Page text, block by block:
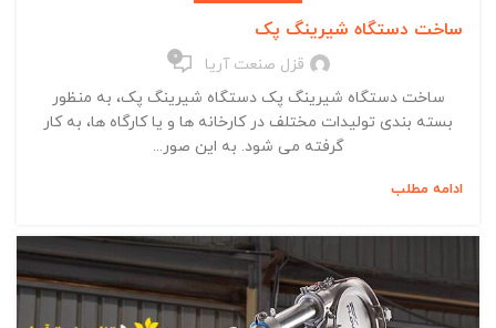
ساخت دستگاه شیرینگ پک
قزل صنعت آریا 0
ساخت دستگاه شیرینگ پک دستگاه شیرینگ پک، به منظور
بسته بندی تولیدات مختلف در کارخانه ها و یا کارگاه ها، به کار
گرفته می شود. به این صور...
ادامه مطلب